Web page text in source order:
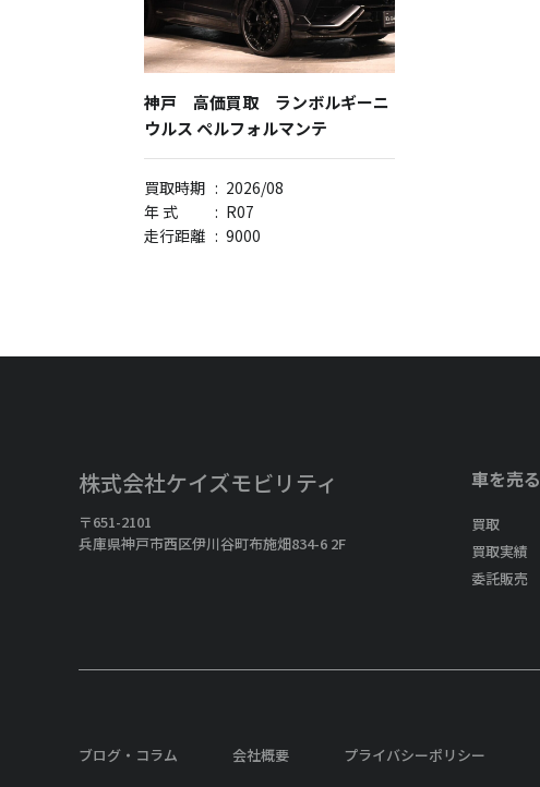
神戸 高価買取 ランボルギーニ
ウルス ペルフォルマンテ
買取時期 : 2026/08
年 式
: R07
走行距離 : 9000
株式会社ケイズモビリティ
〒651-2101
兵庫県神戸市西区伊川谷町布施畑834-6 2F
車を売る
買取
買取実績
委託販売
ブログ・コラム 会社概要 プライバシーポリシー